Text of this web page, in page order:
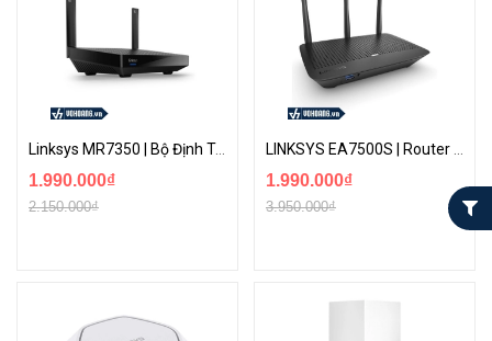
Linksys MR7350 | Bộ Định Tuyến WiFi 6 AX1800 Băng Tần Kép Hỗ Trợ Công Nghệ Mesh
1.990.000₫
2.150.000₫
1.990.000₫
3.950.000₫